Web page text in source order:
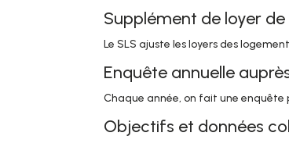
Supplément de loyer
Le SLS ajuste les loyers des
Enquête annuelle
Chaque année, on fait une enquête
Objectifs et données